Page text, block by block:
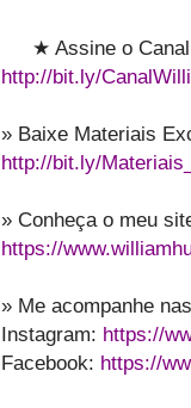
★ Assine o
http://bit.ly/
» Baixe Materiais
http://bit.ly/
» Conheça o meu
https://
» Me acompanhe
Instagram: https://
Facebook: https://